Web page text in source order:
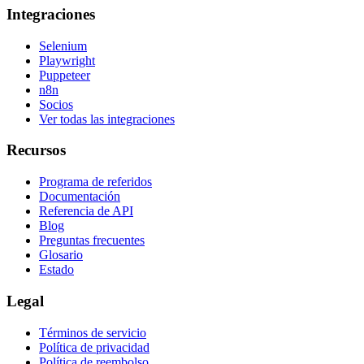
Integraciones
Selenium
Playwright
Puppeteer
n8n
Socios
Ver todas las integraciones
Recursos
Programa de referidos
Documentación
Referencia de API
Blog
Preguntas frecuentes
Glosario
Estado
Legal
Términos de servicio
Política de privacidad